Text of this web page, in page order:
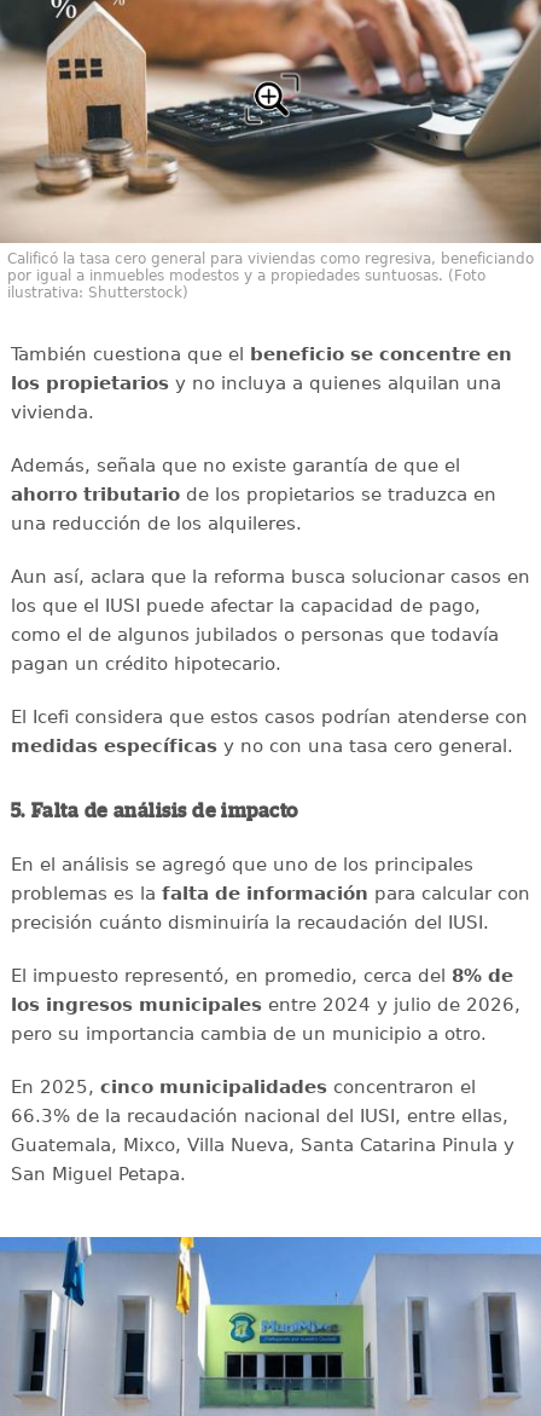
Calificó la tasa cero general para viviendas como regresiva, beneficiando
por igual a inmuebles modestos y a propiedades suntuosas. (Foto
ilustrativa: Shutterstock)
También cuestiona que el beneficio se concentre en
los propietariosy no incluya a quienes alquilan una
vivienda.
Además, señala que no existe garantía de que el
ahorro tributariode los propietarios se traduzca en
una reducción de los alquileres.
Aun así, aclara que la reforma busca solucionar casos en
los que el IUSI puede afectar la capacidad de pago,
como el de algunos jubilados o personas que todavía
pagan un crédito hipotecario.
El Icefi considera que estos casos podrían atenderse con
medidas específicasy no con una tasa cero general.
5. Falta de análisis de impacto
En el análisis se agregó que uno de los principales
problemas es la falta de información para calcular con
precisión cuánto disminuiría la recaudación del IUSI.
El impuesto representó, en promedio, cerca del 8% de
los ingresos municipalesentre 2024 y julio de 2026,
pero su importancia cambia de un municipio a otro.
En 2025, cinco municipalidadesconcentraron el
66.3% de la recaudación nacional del IUSI, entre ellas,
Guatemala, Mixco, Villa Nueva, Santa Catarina Pinula y
San Miguel Petapa.